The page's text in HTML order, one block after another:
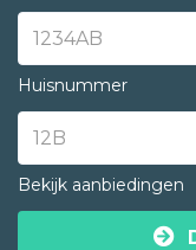
Huisnummer
Bekijk aanbiedingen